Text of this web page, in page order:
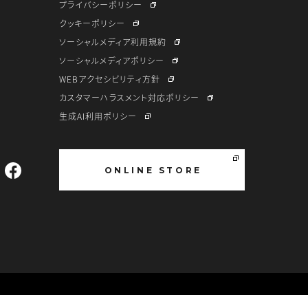
ONLINE STORE
プライバシーポリシー
クッキーポリシー
ソーシャルメディア利用規約
ソーシャルメディアポリシー
WEBアクセシビリティ方針
カスタマーハラスメント対応ポリシー
生成AI利用ポリシー